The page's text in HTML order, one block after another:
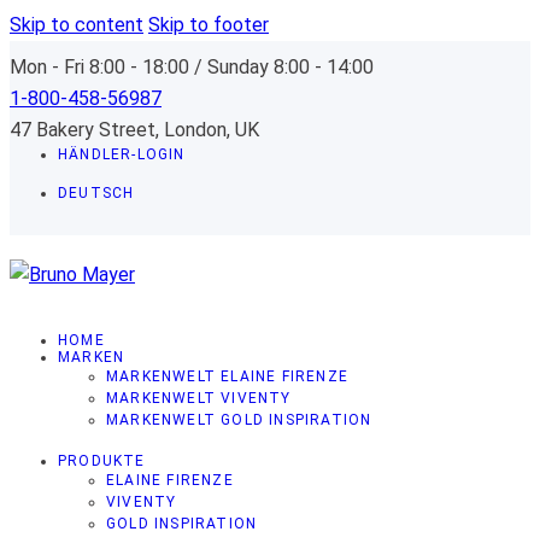
Skip to content Skip to footer
Mon - Fri 8:00 - 18:00 / Sunday 8:00 - 14:00
1-800-458-56987
47 Bakery Street, London, UK
HÄNDLER-LOGIN
DEUTSCH
HOME
MARKEN
MARKENWELT ELAINE FIRENZE
MARKENWELT VIVENTY
MARKENWELT GOLD INSPIRATION
PRODUKTE
ELAINE FIRENZE
VIVENTY
GOLD INSPIRATION